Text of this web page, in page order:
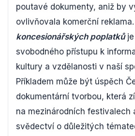
poutavé dokumenty, aniž by
ovlivňovala komerční reklama.
koncesionářských poplatkůje
svobodného přístupu k
kultury a vzdělanosti v naší
Příkladem může být úspěch
dokumentární tvorbou, která
na mezinárodních festivalech
svědectví o důležitých